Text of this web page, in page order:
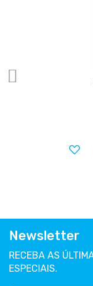
Newsletter
RECEBA AS
ESPECIAIS.